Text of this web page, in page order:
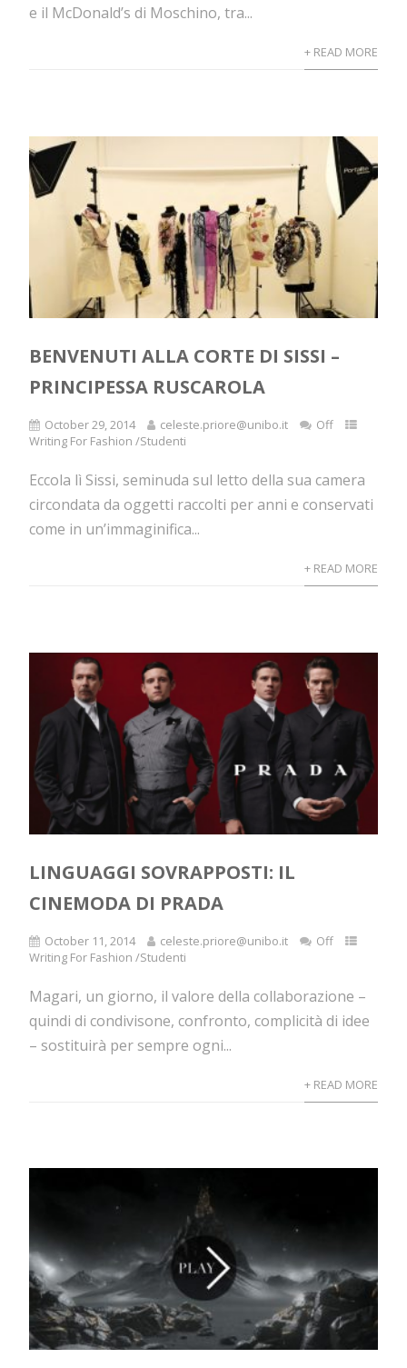
e il McDonald’s di Moschino, tra...
+ READ MORE
BENVENUTI ALLA CORTE DI SISSI –
PRINCIPESSA RUSCAROLA
October 29, 2014 celeste.priore@unibo.it
Off
Writing For Fashion /Studenti
Eccola lì Sissi, seminuda sul letto della sua camera
circondata da oggetti raccolti per anni e conservati
come in un’immaginifica...
+ READ MORE
LINGUAGGI SOVRAPPOSTI: IL
CINEMODA DI PRADA
October 11, 2014 celeste.priore@unibo.it
Off
Writing For Fashion /Studenti
Magari, un giorno, il valore della collaborazione –
quindi di condivisone, confronto, complicità di idee
– sostituirà per sempre ogni...
+ READ MORE